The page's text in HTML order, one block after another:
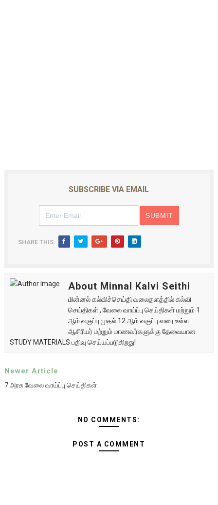
SUBSCRIBE VIA EMAIL
SHARE THIS:
About Minnal Kalvi Seithi
மின்னல் கல்விச்செய்தி வலைதளத்தில் கல்வி
செய்திகள் , வேலை வாய்ப்பு செய்திகள் மற்றும் 1
ஆம் வகுப்பு முதல் 12 ஆம் வகுப்பு வரை உள்ள
ஆசிரியர் மற்றும் மாணவர்களுக்கு தேவையான
STUDY MATERIALS பதிவு செய்யப்படுகிறது!
Newer Article
7 அரசு வேலை வாய்ப்பு செய்திகள்
NO COMMENTS:
POST A COMMENT